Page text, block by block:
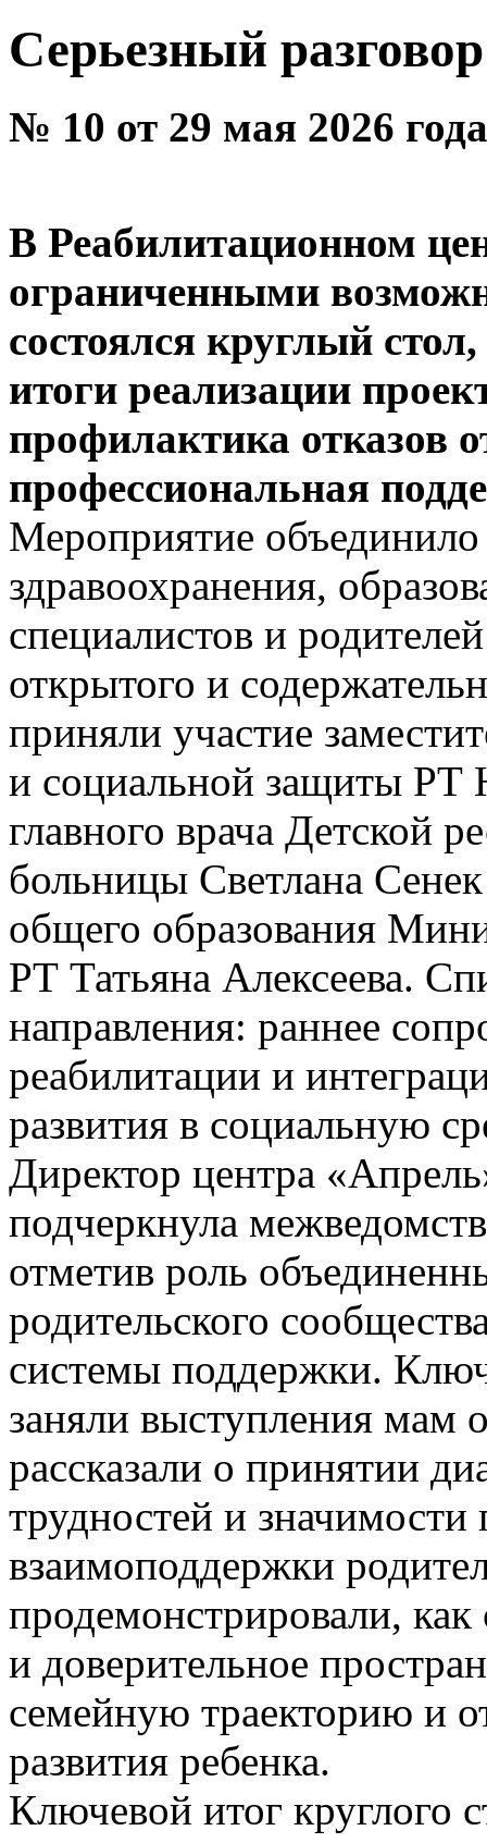
Серьезный
№ 10 от 29 мая 2026
В Реабилитационном
ограниченными
состоялся круглый
итоги реализации
профилактика отказов
профессиональная
Мероприятие объединило
здравоохранения,
специалистов и
открытого и
приняли участие
и социальной защиты РТ
главного врача Детской
больницы Светлана
общего образования
РТ Татьяна Алексеева.
направления: раннее
реабилитации и
развития в социальную
Директор центра
подчеркнула
отметив роль
родительского
системы поддержки.
заняли выступления мам
рассказали о принятии
трудностей и
взаимоподдержки
продемонстрировали,
и доверительное
семейную траекторию и
развития ребенка.
Ключевой итог круглого